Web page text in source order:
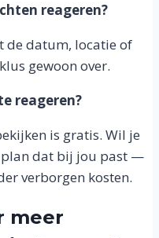
reageren?
de datum, locatie of
gewoon over.
reageren?
is gratis. Wil je
plan dat bij jou past —
verborgen kosten.
meer